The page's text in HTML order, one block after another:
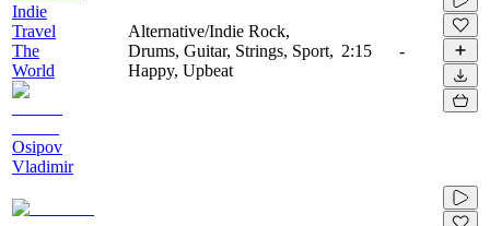
Indie
Travel
The
World
Osipov
Vladimir
Alternative/Indie Rock,
Drums, Guitar, Strings, Sport,
Happy, Upbeat
2:15 -